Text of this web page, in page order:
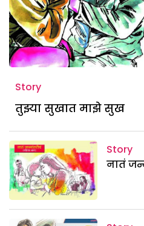
Story
तुझ्या सुखात माझे सुख
Story
नातं